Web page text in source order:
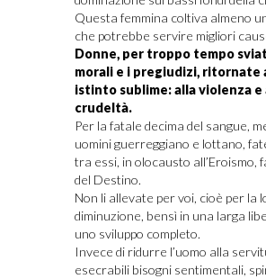
Questa femmina coltiva almeno
che potrebbe servire migliori
Donne, per troppo tempo
morali e i pregiudizi, ritornate
istinto sublime: alla violenza e
crudeltà.
Per la fatale decima del sangue,
uomini guerreggiano e lottano,
tra essi, in olocausto all’Eroismo,
del Destino.
Non li allevate per voi, cioè per la
diminuzione, bensì in una larga
uno sviluppo completo.
Invece di ridurre l’uomo alla
esecrabili bisogni sentimentali,